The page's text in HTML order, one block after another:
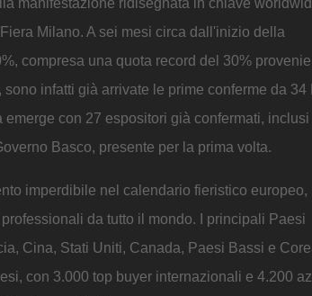
Milano. A sei mesi circa dall'inizio della
compresa una quota record del 30%
infatti già arrivate le prime conferme da 34
con 27 espositori già confermati,
Basco, presente per la prima volta.
imperdibile nel calendario fieristico europeo,
da tutto il mondo. I principali Paesi
Cina, Stati Uniti, Canada, Paesi Bassi e
con 3.000 top buyer internazionali e 4.200